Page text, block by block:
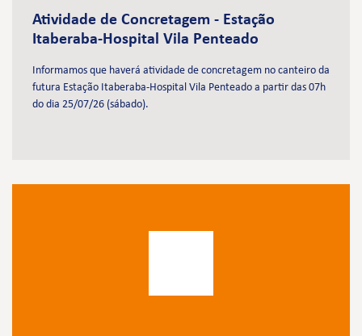
Atividade de Concretagem - Estação
Itaberaba-Hospital Vila Penteado
Informamos que haverá atividade de concretagem no canteiro da
futura Estação Itaberaba-Hospital Vila Penteado a partir das 07h
do dia 25/07/26 (sábado).